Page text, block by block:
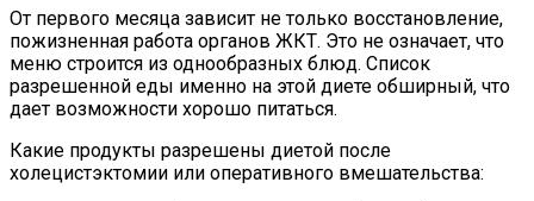
От первого месяца зависит не только восстановление,
пожизненная работа органов ЖКТ. Это не означает, что
меню строится из однообразных блюд. Список
разрешенной еды именно на этой диете обширный, что
дает возможности хорошо питаться.
Какие продукты разрешены диетой после
холецистэктомии или оперативного вмешательства: